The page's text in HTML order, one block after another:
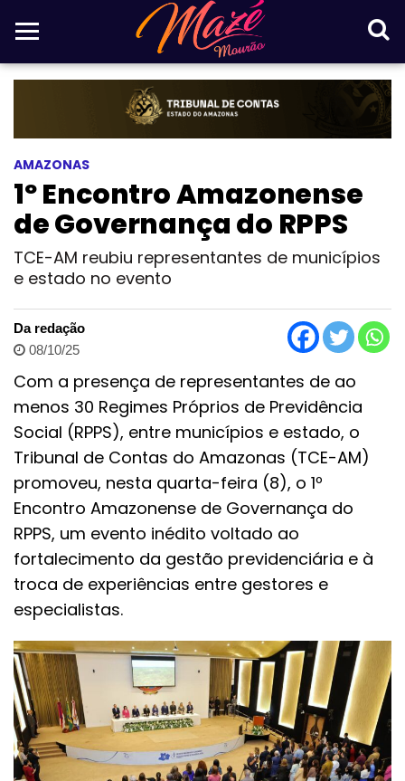
AMAZONAS
1º Encontro Amazonense
de Governança do RPPS
TCE-AM reubiu representantes de municípios
e estado no evento
Da redação
08/10/25
Com a presença de representantes de ao
menos 30 Regimes Próprios de Previdência
Social (RPPS), entre municípios e estado, o
Tribunal de Contas do Amazonas (TCE-AM)
promoveu, nesta quarta-feira (8), o 1º
Encontro Amazonense de Governança do
RPPS, um evento inédito voltado ao
fortalecimento da gestão previdenciária e à
troca de experiências entre gestores e
especialistas.